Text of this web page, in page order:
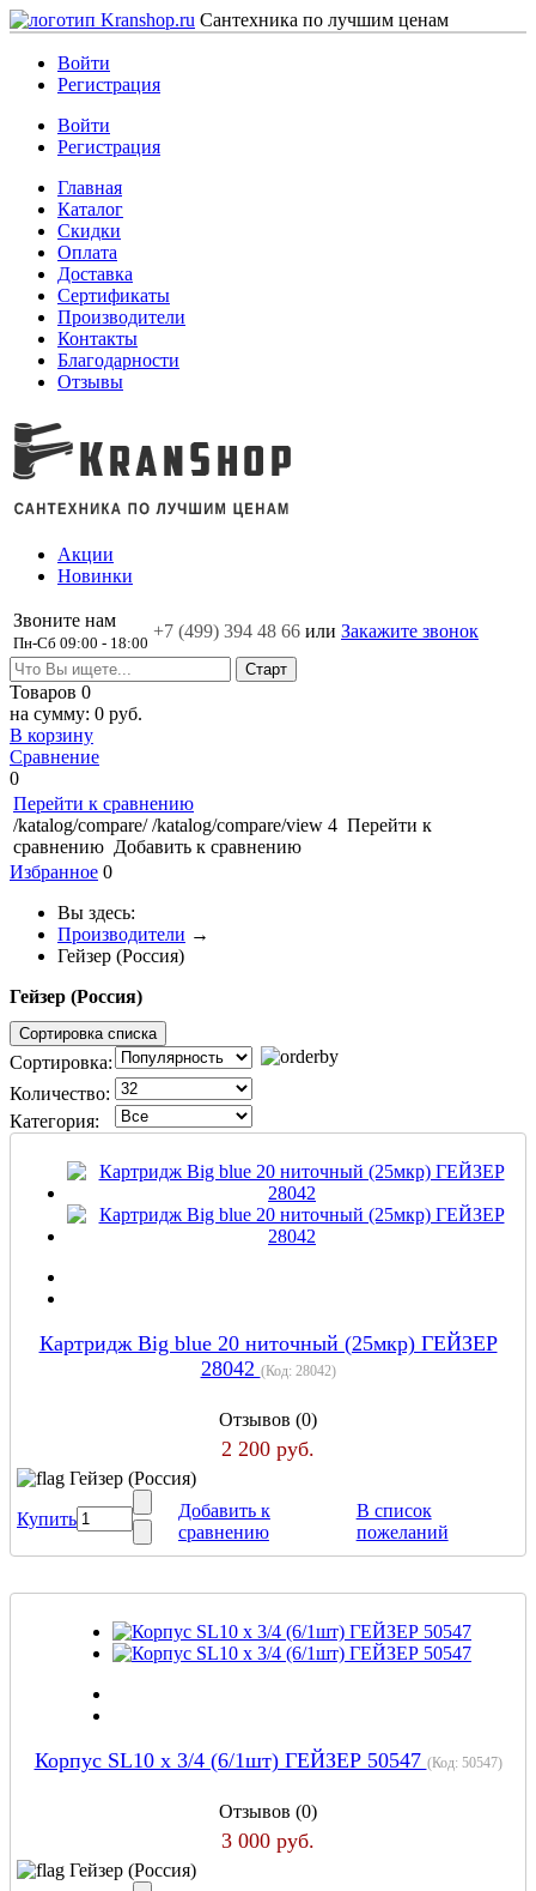
Сантехника по лучшим ценам
Войти
Регистрация
Войти
Регистрация
Главная
Каталог
Скидки
Оплата
Доставка
Сертификаты
Производители
Контакты
Благодарности
Отзывы
Акции
Новинки
Звоните нам
Пн-Сб 09:00 - 18:00
+7 (499) 394 48 66 или Закажите звонок
Товаров 0
на сумму: 0 руб.
В корзину
Сравнение
0
Перейти к сравнению
/katalog/compare/ /katalog/compare/view 4 Перейти к
сравнению Добавить к сравнению
Избранное 0
Вы здесь:
Производители →
Гейзер (Россия)
Гейзер (Россия)
Сортировка списка
Сортировка:
Количество:
Категория:
Картридж Big blue 20 ниточный (25мкр) ГЕЙЗЕР
28042 (Код: 28042)
Отзывов (0)
2 200 руб.
Гейзер (Россия)
Купить
Добавить к
сравнению
В список
пожеланий
Корпус SL10 х 3/4 (6/1шт) ГЕЙЗЕР 50547 (Код: 50547)
Отзывов (0)
3 000 руб.
Гейзер (Россия)